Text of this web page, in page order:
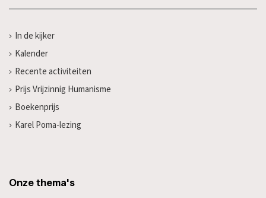
In de kijker
Kalender
Recente activiteiten
Prijs Vrijzinnig Humanisme
Boekenprijs
Karel Poma-lezing
Onze thema's